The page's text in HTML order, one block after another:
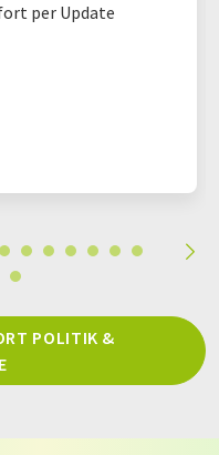
per Update
POLITIK &